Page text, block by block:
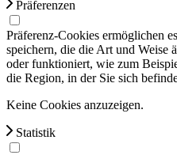
Präferenzen
Präferenz-Cookies ermöglichen
speichern, die die Art und Weise
oder funktioniert, wie zum
die Region, in der Sie sich
Keine Cookies anzuzeigen.
Statistik